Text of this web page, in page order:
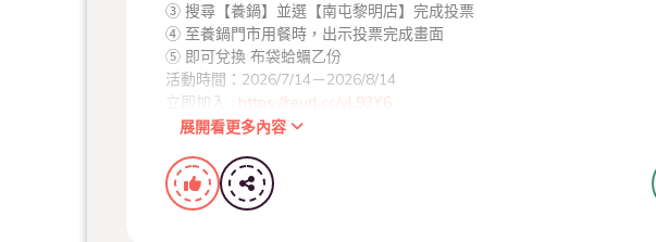
③ 搜尋【養鍋】並選【南屯黎明店】完成投票
④ 至養鍋門市用餐時，出示投票完成畫面
⑤ 即可兌換 布袋蛤蠣乙份
活動時間：2026/7/14－2026/8/14
立即加入 : https://reurl.cc/yL93Y6
🚘全台門市適用，趕快揪朋友一起來慶祝
⚠️每支手機限兌換乙份。
⚠️圖片僅供參考，請依門市實物為主
⚠️活動詳情依養鍋官方公告及門市現場說明為準。
展開看更多內容